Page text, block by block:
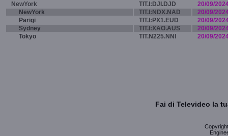
NewYork
TIT.I:DJI.DJD
20/09/
NewYork
TIT.I:NDX.NAD
20/09/
Parigi
TIT.I:PX1.EUD
20/09/
Sydney
TIT.I:XAO.AUS
20/09/
Tokyo
TIT.N225.NNI 20/09/
Fai di Televideo la